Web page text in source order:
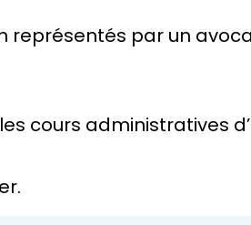
représentés par un
cours administratives